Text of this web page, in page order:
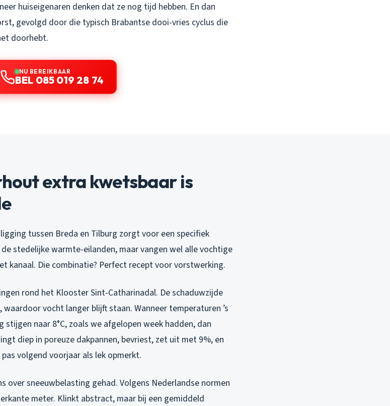
huiseigenaren denken dat ze nog tijd hebben. En dan
gevolgd door die typisch Brabantse dooi-vries cyclus die
doorhebt.
NU BEREIKBAAR
BEL 085 019 28 74
extra kwetsbaar is
tussen Breda en Tilburg zorgt voor een specifiek
stedelijke warmte-eilanden, maar vangen wel alle vochtige
kanaal. Die combinatie? Perfect recept voor vorstwerking.
rond het Klooster Sint-Catharinadal. De schaduwzijde
vocht langer blijft staan. Wanneer temperaturen ’s
stijgen naar 8°C, zoals we afgelopen week hadden, dan
diep in poreuze dakpannen, bevriest, zet uit met 9%, en
volgend voorjaar als lek opmerkt.
over sneeuwbelasting gehad. Volgens Nederlandse normen
meter. Klinkt abstract, maar bij een gemiddeld